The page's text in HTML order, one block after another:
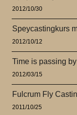
2012/10/30
Speycastingkurs
2012/10/12
Time is passing by
2012/03/15
Fulcrum Fly
2011/10/25